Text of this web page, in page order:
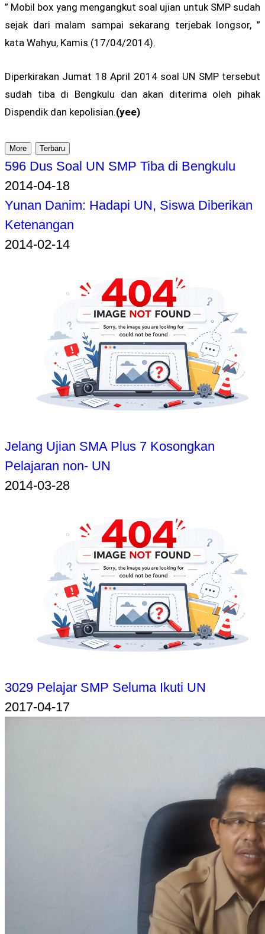
” Mobil box yang mengangkut soal ujian untuk SMP sudah
sejak dari malam sampai sekarang terjebak longsor, ”
kata Wahyu, Kamis (17/04/2014).
Diperkirakan Jumat 18 April 2014 soal UN SMP tersebut
sudah tiba di Bengkulu dan akan diterima oleh pihak
Dispendik dan kepolisian.(yee)
More Terbaru
596 Dus Soal UN SMP Tiba di Bengkulu
2014-04-18
Yunan Danim: Hadapi UN, Siswa Diberikan
Ketenangan
2014-02-14
Jelang Ujian SMA Plus 7 Kosongkan
Pelajaran non- UN
2014-03-28
3029 Pelajar SMP Seluma Ikuti UN
2017-04-17